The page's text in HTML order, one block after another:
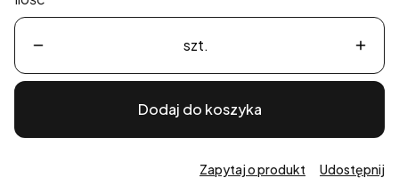
szt.
Dodaj do koszyka
Zapytaj o produkt Udostępnij